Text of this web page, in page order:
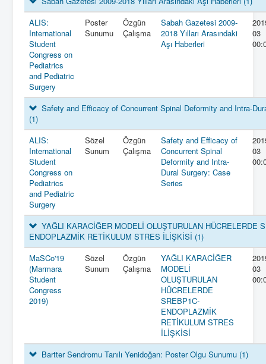
ALIS:
International
Student
Congress on
Pediatrics
and Pediatric
Surgery
Poster
Sunumu
Özgün
Çalışma
Sabah Gazetesi 2009-
2018 Yılları Arasındaki
Aşı Haberleri
03
Safety and Efficacy of Concurrent Spinal Deformity and Intra-
(1)
ALIS:
International
Student
Congress on
Pediatrics
and Pediatric
Surgery
Sözel
Sunum
Özgün
Çalışma
Safety and Efficacy of
Concurrent Spinal
Deformity and Intra-
Dural Surgery: Case
Series
03
YAĞLI KARACİĞER MODELİ OLUŞTURULAN HÜCRELERDE
ENDOPLAZMİK RETİKULUM STRES İLİŞKİSİ (1)
MaSCo'19
(Marmara
Student
Congress
2019)
Sözel
Sunum
Özgün
Çalışma
YAĞLI KARACİĞER
MODELİ
OLUŞTURULAN
HÜCRELERDE
SREBP1C-
ENDOPLAZMİK
RETİKULUM STRES
İLİŞKİSİ
03
Bartter Sendromu Tanılı Yenidoğan: Poster Olgu Sunumu (1)